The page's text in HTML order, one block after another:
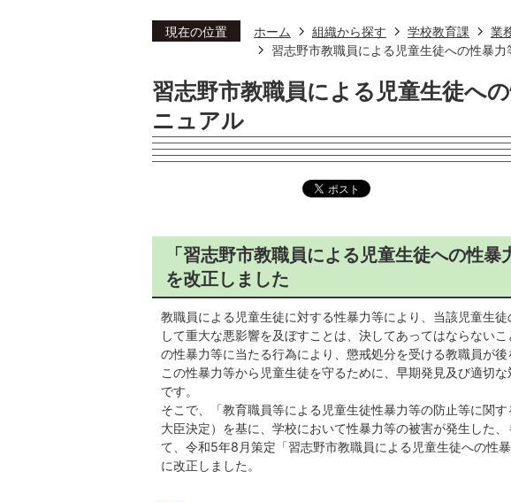
現在の位置 ホーム 組織から探す 学校教育課 業
習志野市教職員による児童生徒への性暴
習志野市教職員による児童生徒へ
ニュアル
「習志野市教職員による児童生徒への性暴
を改正しました
教職員による児童生徒に対する性暴力等により、当該児童生
して重大な悪影響を及ぼすことは、決してあってはならない
の性暴力等に当たる行為により、懲戒処分を受ける教職員が後
この性暴力等から児童生徒を守るために、早期発見及び適切
です。
そこで、「教育職員等による児童生徒性暴力等の防止等に関
大臣決定）を基に、学校において性暴力等の被害が発生した
て、令和5年8月策定「習志野市教職員による児童生徒への性
に改正しました。